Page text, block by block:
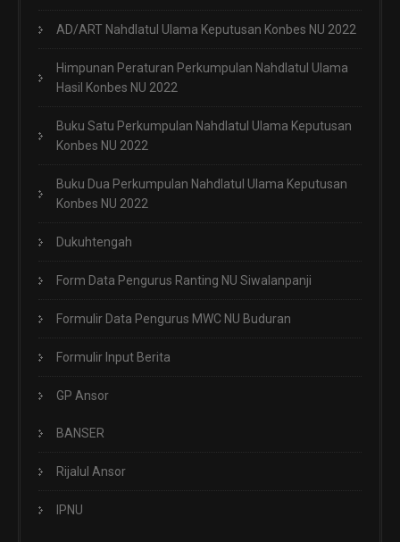
AD/ART Nahdlatul Ulama Keputusan Konbes NU 2022
Himpunan Peraturan Perkumpulan Nahdlatul Ulama
Hasil Konbes NU 2022
Buku Satu Perkumpulan Nahdlatul Ulama Keputusan
Konbes NU 2022
Buku Dua Perkumpulan Nahdlatul Ulama Keputusan
Konbes NU 2022
Dukuhtengah
Form Data Pengurus Ranting NU Siwalanpanji
Formulir Data Pengurus MWC NU Buduran
Formulir Input Berita
GP Ansor
BANSER
Rijalul Ansor
IPNU